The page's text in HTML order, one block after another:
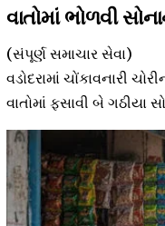
વાતોમાં ભોળવી
(સંપૂર્ણ સમાચાર સેવા)
વડોદરામાં ચોંકાવનારી
વાતોમાં ફસાવી બે ગઠીયા